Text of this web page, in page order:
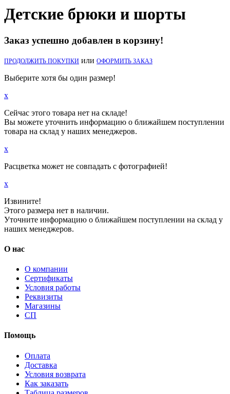
Детские брюки и шорты
Заказ успешно добавлен в корзину!
ПРОДОЛЖИТЬ ПОКУПКИ или ОФОРМИТЬ ЗАКАЗ
Выберите хотя бы один размер!
x
Сейчас этого товара нет на складе!
Вы можете уточнить информацию о ближайшем поступлении
товара на склад у наших менеджеров.
x
Расцветка может не совпадать с фотографией!
x
Извините!
Этого размера нет в наличии.
Уточните информацию о ближайшем поступлении на склад у
наших менеджеров.
О нас
О компании
Сертификаты
Условия работы
Реквизиты
Магазины
СП
Помощь
Оплата
Доставка
Условия возврата
Как заказать